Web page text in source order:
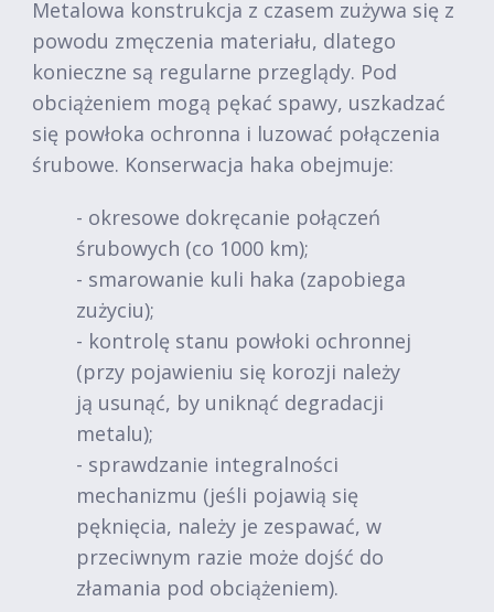
Metalowa konstrukcja z czasem zużywa się z
powodu zmęczenia materiału, dlatego
konieczne są regularne przeglądy. Pod
obciążeniem mogą pękać spawy, uszkadzać
się powłoka ochronna i luzować połączenia
śrubowe. Konserwacja haka obejmuje:
- okresowe dokręcanie połączeń
śrubowych (co 1000 km);
- smarowanie kuli haka (zapobiega
zużyciu);
- kontrolę stanu powłoki ochronnej
(przy pojawieniu się korozji należy
ją usunąć, by uniknąć degradacji
metalu);
- sprawdzanie integralności
mechanizmu (jeśli pojawią się
pęknięcia, należy je zespawać, w
przeciwnym razie może dojść do
złamania pod obciążeniem).